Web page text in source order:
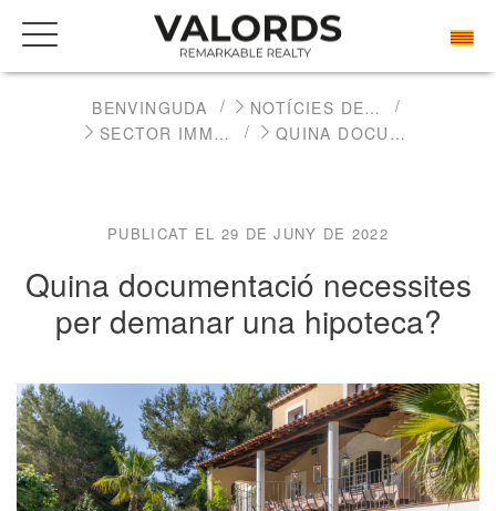
BENVINGUDA
NOTÍCIES DEL SECTOR IMMOBILIARI DE LUXE
SECTOR IMMOBILIARI
QUINA DOCUMENTACIÓ NECESSITES PER DEMANAR UNA HIPOTECA?
PUBLICAT EL 29 DE JUNY DE 2022
Quina documentació necessites
per demanar una hipoteca?